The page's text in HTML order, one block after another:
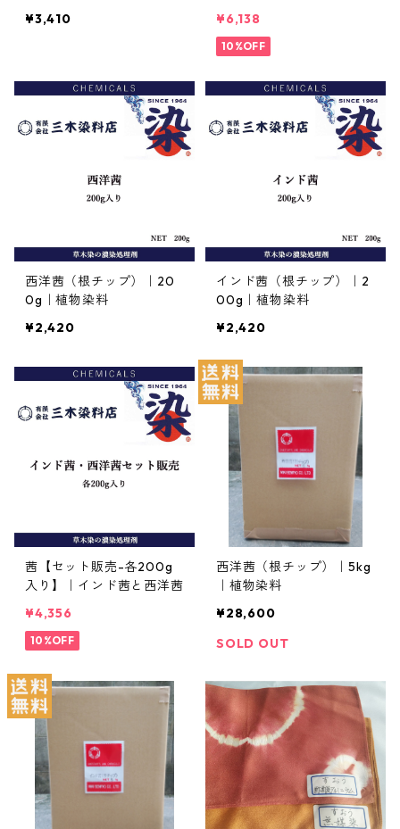
¥3,410
¥6,138
10%OFF
西洋茜（根チップ）｜20
0g｜植物染料
¥2,420
インド茜（根チップ）｜2
00g｜植物染料
¥2,420
茜【セット販売-各200g
入り】｜インド茜と西洋茜
¥4,356
10%OFF
西洋茜（根チップ）｜5kg
｜植物染料
¥28,600
SOLD OUT